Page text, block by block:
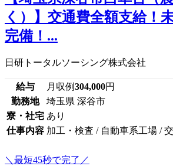
く）】交通費全額支給！
完備！...
日研トータルソーシング株式会社
給与 月収例304,000円
勤務地
埼玉県 深谷市
寮・社宅 あり
仕事内容 加工・検査 / 自動車系工場 /
＼最短45秒で完了／